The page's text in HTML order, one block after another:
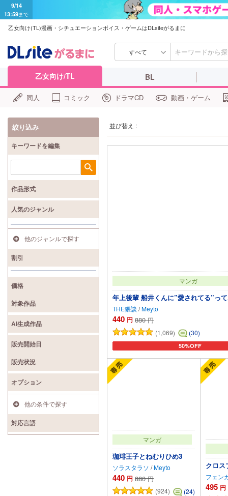
9/14
13:59まで
乙女向け(TL)漫画・シチュエーションボイス・ゲームはDLsiteがるまに
すべて
乙女向け/TL BL
同人 コミック ドラマCD 動画・ゲーム
並び替え :
マンガ
年上後輩 船井くんに”愛されてる”っ
THE猥談 /Meyto
440 円 880 円
(1,069)
(30)
50%OFF
カートに追加
マンガ
珈琲王子とねむりひめ3
ソラスタラソ /Meyto
440 円 880 円
(924)
(24)
クロス
フェン
495 円
絞り込み
キーワードを編集
検索
作品形式
人気のジャンル
他のジャンルで探す
割引
価格
対象作品
AI生成作品
販売開始日
販売状況
オプション
他の条件で探す
対応言語